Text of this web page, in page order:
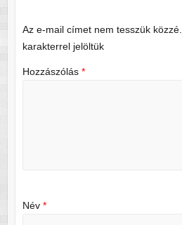
Az e-mail címet nem tesszük közzé.
karakterrel jelöltük
Hozzászólás *
Név *